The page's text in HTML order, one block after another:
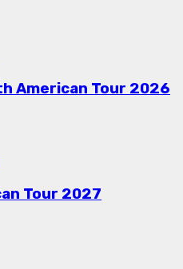
American Tour 2026
Tour 2027